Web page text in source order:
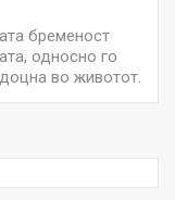
бременост
односно го
во животот.